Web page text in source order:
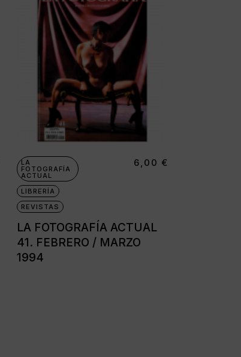
LA
FOTOGRAFÍA
ACTUAL
LIBRERÍA
REVISTAS
LA FOTOGRAFÍA ACTUAL
41. FEBRERO / MARZO
1994
6,00 €